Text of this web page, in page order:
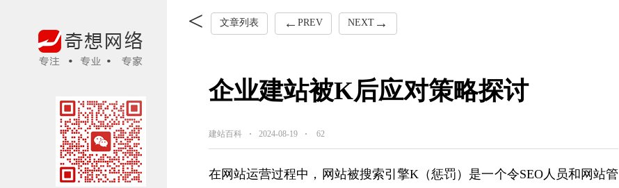
文章列表 PREV NEXT
企业建站被K后应对策略探讨
建站百科 2024-08-19 62
在网站运营过程中，‌网站被搜索引擎K（‌惩罚）‌是一个令SEO人员和网站管